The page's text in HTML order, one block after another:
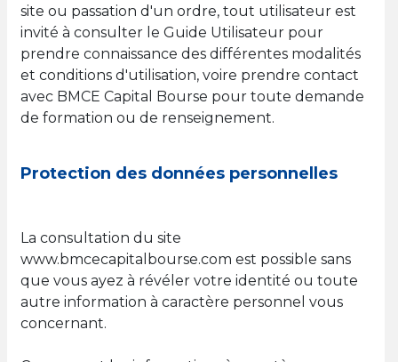
site ou passation d'un ordre, tout utilisateur est
invité à consulter le Guide Utilisateur pour
prendre connaissance des différentes modalités
et conditions d'utilisation, voire prendre contact
avec BMCE Capital Bourse pour toute demande
de formation ou de renseignement.
Protection des données personnelles
La consultation du site
www.bmcecapitalbourse.com est possible sans
que vous ayez à révéler votre identité ou toute
autre information à caractère personnel vous
concernant.